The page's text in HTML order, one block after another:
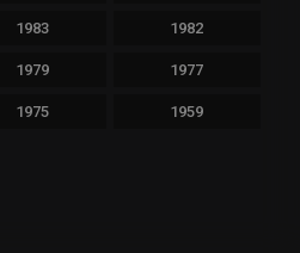
1983 1982
1979 1977
1975 1959